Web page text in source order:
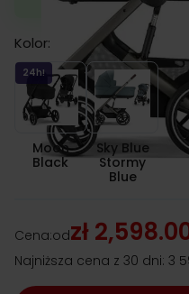
Kolor:
24h! Moon Black
Moon
Black
Sky Blue
Sky Blue
Stormy
Blue
Cena:odzł
Najniższa cena z 30 dni: 3